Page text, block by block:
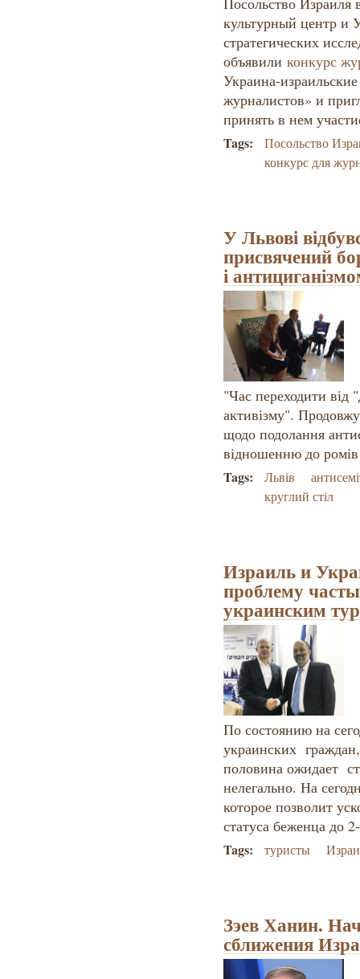
культурный центр и
стратегических
объявили конкурс
Украина-
журналистов» и
принять в нем
Tags:
Посольство
конкурс для
У Львові
присвячений
і
"Час переходити від
активізму".
щодо подолання
відношенню до ромів
Tags: Львів
круглий стіл
Израиль и
проблему
украинским
По состоянию на
украинских
половина ожидает
нелегально. На
которое позволит
статуса беженца до
Tags: туристы
Зэев Ханин.
сближения